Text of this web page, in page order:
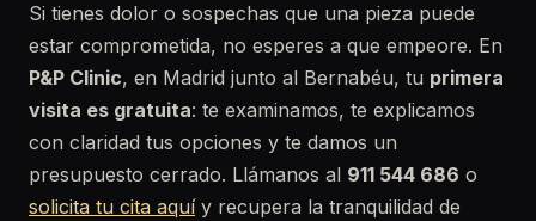
Si tienes dolor o sospechas que una pieza puede
estar comprometida, no esperes a que empeore. En
P&P Clinic, en Madrid junto al Bernabéu, tu primera
visita es gratuita: te examinamos, te explicamos
con claridad tus opciones y te damos un
presupuesto cerrado. Llámanos al 911 544 686 o
solicita tu cita aquíy recupera la tranquilidad de